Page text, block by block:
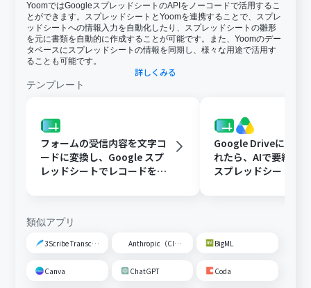
YoomではGoogleスプレッドシートのAPIをノーコードで活用するこ
とができます。スプレッドシートとYoomを連携することで、スプレ
ッドシートへの情報入力を自動化したり、スプレッドシートの雛形
を元に書類を自動的に作成することが可能です。また、Yoomのデー
タベースにスプレッドシートの情報を同期し、様々な用途で活用す
ることも可能です。
詳しくみる
テンプレート
フォームの受信内容を文字コ
ードに変換し、Google スプ
レッドシートでレコードを追
Google Driveに文書
れたら、AIで要約し
スプレッドシートの
類似アプリ
3Scribe Transcription Anthropic（Claude） BigML
Canva ChatGPT Coda